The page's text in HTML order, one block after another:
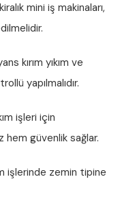
mini iş makinaları,
kırım yıkım ve
yapılmalıdır.
işleri için
hem güvenlik sağlar.
işlerinde zemin tipine